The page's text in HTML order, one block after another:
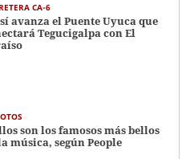
CA-6
avanza el Puente Uyuca que
Tegucigalpa con El
son los famosos más bellos
música, según People